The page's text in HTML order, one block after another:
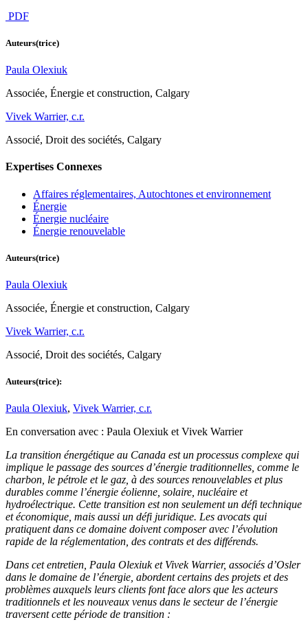
PDF
Auteurs(trice)
Paula Olexiuk
Associée, Énergie et construction, Calgary
Vivek Warrier, c.r.
Associé, Droit des sociétés, Calgary
Expertises Connexes
Affaires réglementaires, Autochtones et environnement
Énergie
Énergie nucléaire
Énergie renouvelable
Auteurs(trice)
Paula Olexiuk
Associée, Énergie et construction, Calgary
Vivek Warrier, c.r.
Associé, Droit des sociétés, Calgary
Auteurs(trice):
Paula Olexiuk, Vivek Warrier, c.r.
En conversation avec : Paula Olexiuk et Vivek Warrier
La transition énergétique au Canada est un processus complexe qui
implique le passage des sources d’énergie traditionnelles, comme le
charbon, le pétrole et le gaz, à des sources renouvelables et plus
durables comme l’énergie éolienne, solaire, nucléaire et
hydroélectrique. Cette transition est non seulement un défi technique
et économique, mais aussi un défi juridique. Les avocats qui
pratiquent dans ce domaine doivent composer avec l’évolution
rapide de la réglementation, des contrats et des différends.
Dans cet entretien, Paula Olexiuk et Vivek Warrier, associés d’Osler
dans le domaine de l’énergie, abordent certains des projets et des
problèmes auxquels leurs clients font face alors que les acteurs
traditionnels et les nouveaux venus dans le secteur de l’énergie
traversent cette période de transition :